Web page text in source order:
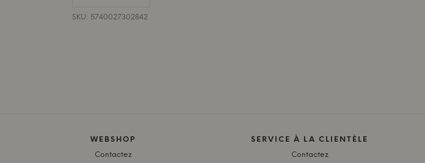
SKU: 5740027302842
WEBSHOP
Contactez
SERVICE À LA CLIENTÈLE
Contactez